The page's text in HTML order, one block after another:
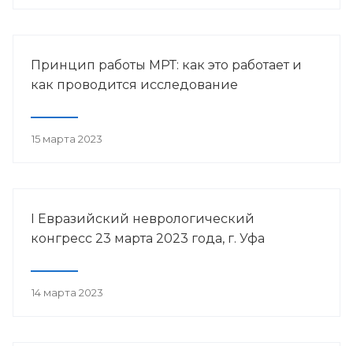
Принцип работы МРТ: как это работает и
как проводится исследование
15 марта 2023
I Евразийский неврологический
конгресс 23 марта 2023 года, г. Уфа
14 марта 2023